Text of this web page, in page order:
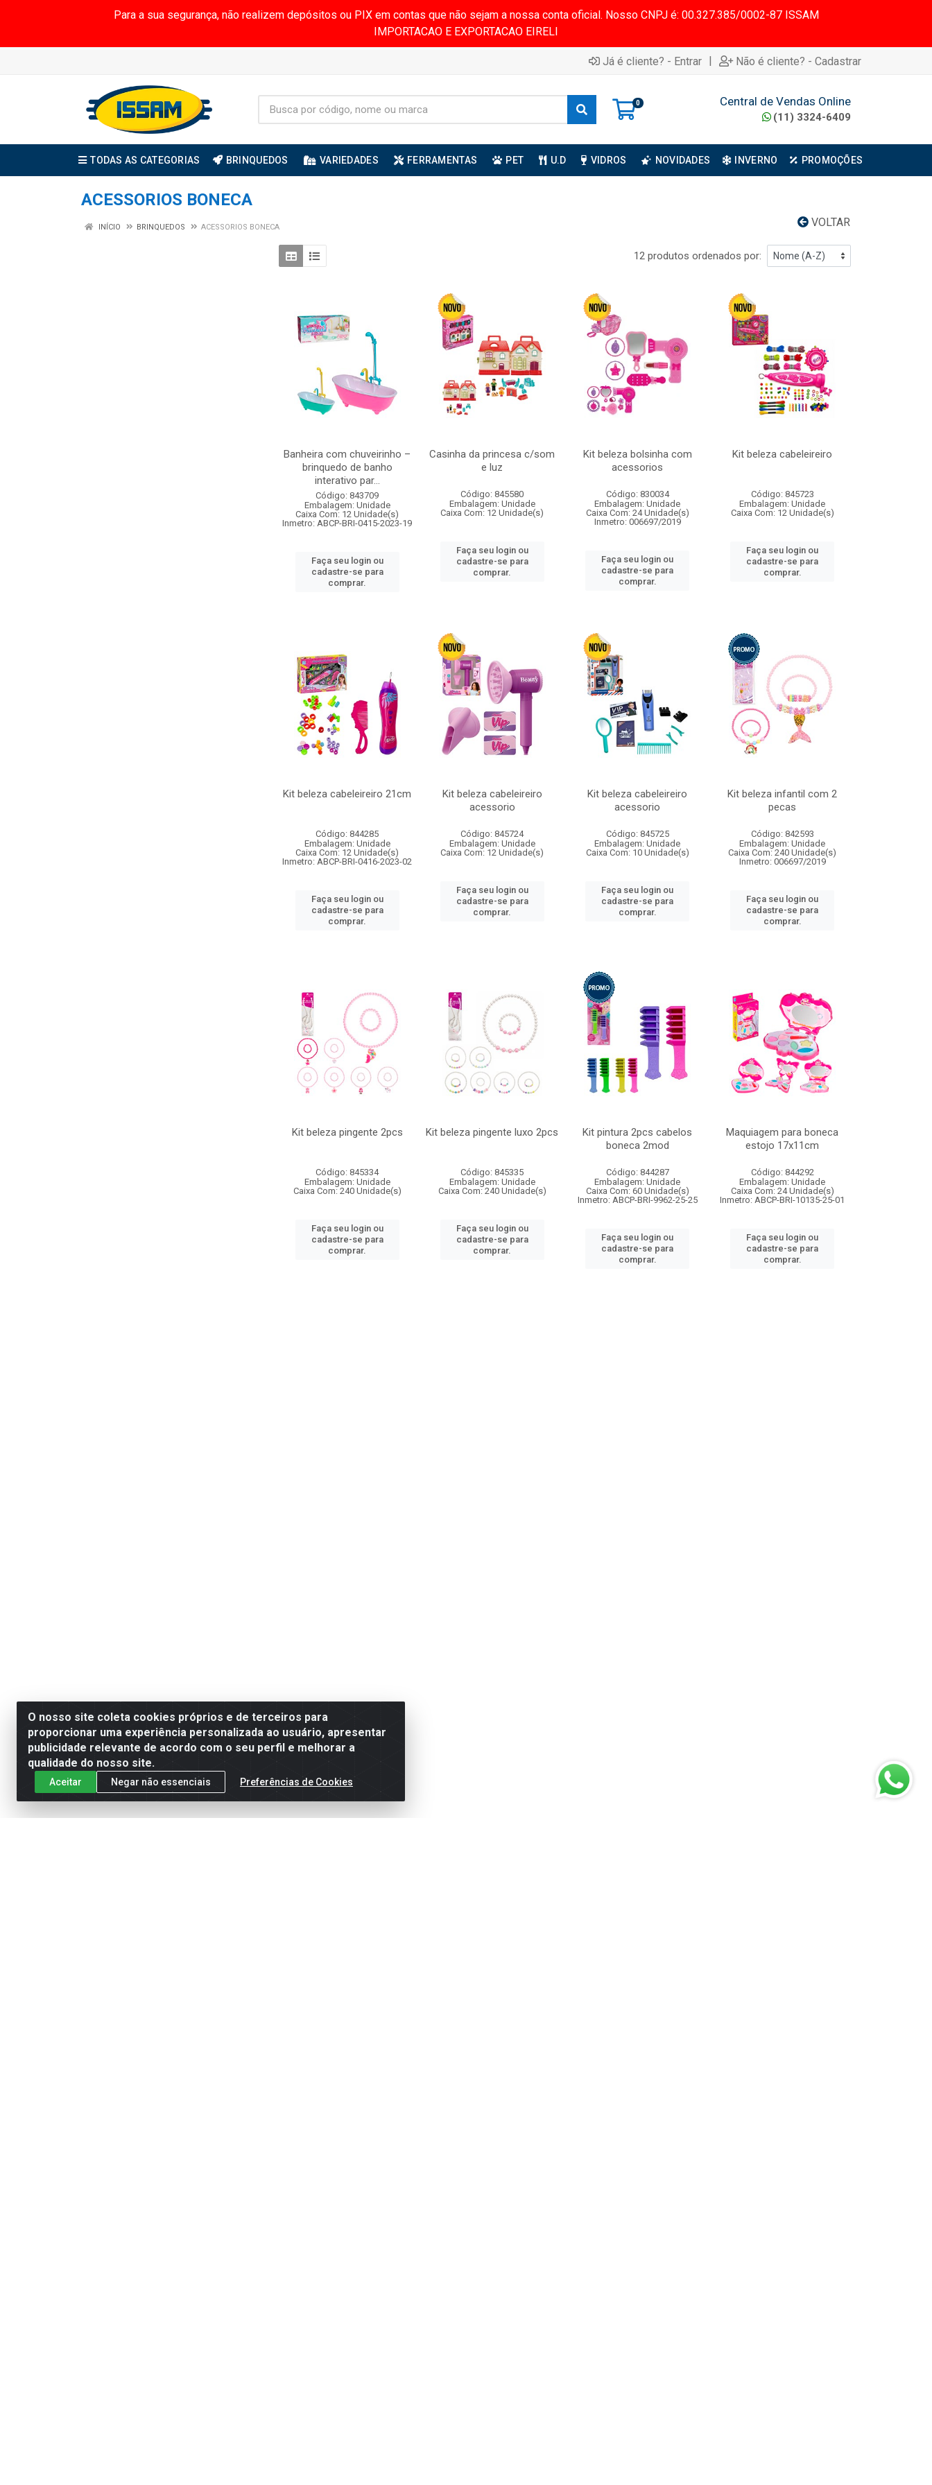
Para a sua segurança, não realizem depósitos ou PIX em contas que não sejam a nossa conta oficial. Nosso CNPJ é: 00.327.385/0002-87 ISSAM
IMPORTACAO E EXPORTACAO EIRELI
Já é cliente? - Entrar | Não é cliente? - Cadastrar
0 Central de Vendas Online
(11) 3324-6409
TODAS AS CATEGORIAS BRINQUEDOS VARIEDADES FERRAMENTAS PET U.D VIDROS NOVIDADES INVERNO PROMOÇÕES
ACESSORIOS BONECA
VOLTAR
INÍCIO BRINQUEDOS ACESSORIOS BONECA
12 produtos ordenados por:
Banheira com chuveirinho –
brinquedo de banho
interativo par...
Código: 843709
Embalagem: Unidade
Caixa Com: 12 Unidade(s)
Inmetro: ABCP-BRI-0415-2023-19
Faça seu login ou
cadastre-se para
comprar.
Casinha da princesa c/som
e luz
Código: 845580
Embalagem: Unidade
Caixa Com: 12 Unidade(s)
Faça seu login ou
cadastre-se para
comprar.
Kit beleza bolsinha com
acessorios
Código: 830034
Embalagem: Unidade
Caixa Com: 24 Unidade(s)
Inmetro: 006697/2019
Faça seu login ou
cadastre-se para
comprar.
Kit beleza cabeleireiro
Código: 845723
Embalagem: Unidade
Caixa Com: 12 Unidade(s)
Faça seu login ou
cadastre-se para
comprar.
Kit beleza cabeleireiro 21cm
Código: 844285
Embalagem: Unidade
Caixa Com: 12 Unidade(s)
Inmetro: ABCP-BRI-0416-2023-02
Faça seu login ou
cadastre-se para
comprar.
Kit beleza cabeleireiro
acessorio
Código: 845724
Embalagem: Unidade
Caixa Com: 12 Unidade(s)
Faça seu login ou
cadastre-se para
comprar.
Kit beleza cabeleireiro
acessorio
Código: 845725
Embalagem: Unidade
Caixa Com: 10 Unidade(s)
Faça seu login ou
cadastre-se para
comprar.
Kit beleza infantil com 2
pecas
Código: 842593
Embalagem: Unidade
Caixa Com: 240 Unidade(s)
Inmetro: 006697/2019
Faça seu login ou
cadastre-se para
comprar.
Kit beleza pingente 2pcs
Código: 845334
Embalagem: Unidade
Caixa Com: 240 Unidade(s)
Faça seu login ou
cadastre-se para
comprar.
Kit beleza pingente luxo 2pcs
Código: 845335
Embalagem: Unidade
Caixa Com: 240 Unidade(s)
Faça seu login ou
cadastre-se para
comprar.
Kit pintura 2pcs cabelos
boneca 2mod
Código: 844287
Embalagem: Unidade
Caixa Com: 60 Unidade(s)
Inmetro: ABCP-BRI-9962-25-25
Faça seu login ou
cadastre-se para
comprar.
Maquiagem para boneca
estojo 17x11cm
Código: 844292
Embalagem: Unidade
Caixa Com: 24 Unidade(s)
Inmetro: ABCP-BRI-10135-25-01
Faça seu login ou
cadastre-se para
comprar.
O nosso site coleta cookies próprios e de terceiros para
proporcionar uma experiência personalizada ao usuário, apresentar
publicidade relevante de acordo com o seu perfil e melhorar a
qualidade do nosso site.
Aceitar Negar não essenciais Preferências de Cookies